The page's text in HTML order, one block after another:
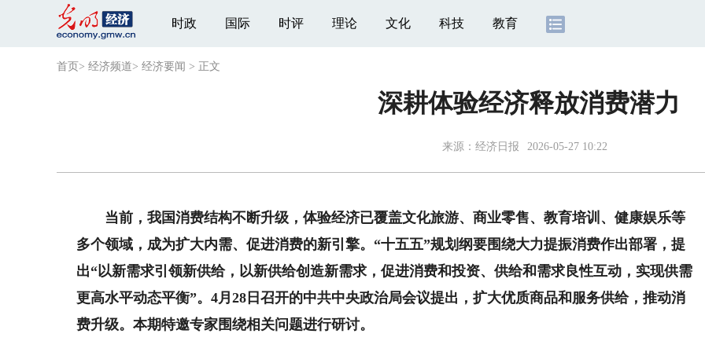
时政 国际 时评 理论 文化 科技 教育
首页 > 经济频道> 经济要闻 > 正文
深耕体验经济释放消费潜力
来源： 经济日报 2026-05-27 10:22
当前，我国消费结构不断升级，体验经济已覆盖文化旅游、商业零售、教育培训、健康娱乐等
多个领域，成为扩大内需、促进消费的新引擎。“十五五”规划纲要围绕大力提振消费作出部署，提
出“以新需求引领新供给，以新供给创造新需求，促进消费和投资、供给和需求良性互动，实现供需
更高水平动态平衡”。4月28日召开的中共中央政治局会议提出，扩大优质商品和服务供给，推动消
费升级。本期特邀专家围绕相关问题进行研讨。